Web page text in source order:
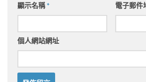
顯示名稱* 電子郵件
個人網站網址